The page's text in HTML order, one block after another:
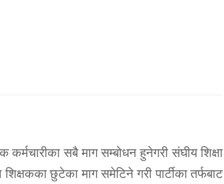
सबै माग सम्बोधन हुनेगरी संघीय शिक्षा
छुटेका माग समेटिने गरी पार्टीका तर्फबाट